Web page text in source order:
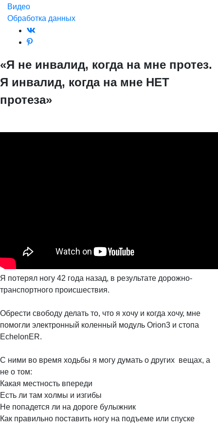
Видео
Обработка данных
«Я не инвалид, когда на мне протез.
Я инвалид, когда на мне НЕТ
протеза»
Я потерял ногу 42 года назад, в результате дорожно-
транспортного происшествия.
Обрести свободу делать то, что я хочу и когда хочу, мне
помогли электронный коленный модуль Orion3 и стопа
EchelonER.
С ними во время ходьбы я могу думать о других вещах, а
не о том:
Какая местность впереди
Есть ли там холмы и изгибы
Не попадется ли на дороге булыжник
Как правильно поставить ногу на подъеме или спуске